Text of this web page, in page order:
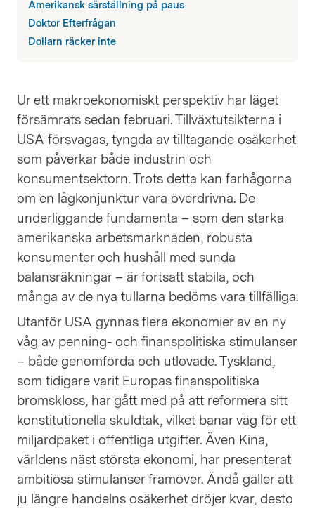
Amerikansk särställning på paus
Doktor Efterfrågan
Dollarn räcker inte
Ur ett makroekonomiskt perspektiv har läget
försämrats sedan februari. Tillväxtutsikterna i
USA försvagas, tyngda av tilltagande osäkerhet
som påverkar både industrin och
konsumentsektorn. Trots detta kan farhågorna
om en lågkonjunktur vara överdrivna. De
underliggande fundamenta – som den starka
amerikanska arbetsmarknaden, robusta
konsumenter och hushåll med sunda
balansräkningar – är fortsatt stabila, och
många av de nya tullarna bedöms vara tillfälliga.
Utanför USA gynnas flera ekonomier av en ny
våg av penning- och finanspolitiska stimulanser
– både genomförda och utlovade. Tyskland,
som tidigare varit Europas finanspolitiska
bromskloss, har gått med på att reformera sitt
konstitutionella skuldtak, vilket banar väg för ett
miljardpaket i offentliga utgifter. Även Kina,
världens näst största ekonomi, har presenterat
ambitiösa stimulanser framöver. Ändå gäller att
ju längre handelns osäkerhet dröjer kvar, desto